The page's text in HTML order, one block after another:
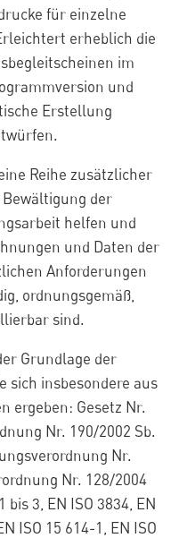
für einzelne
erheblich die
im
und
Erstellung
Reihe zusätzlicher
der
helfen und
und Daten der
Anforderungen
ordnungsgemäß,
sind.
Grundlage der
sich insbesondere aus
ergeben: Gesetz Nr.
Nr. 190/2002 Sb.
Nr.
Nr. 128/2004
bis 3, EN ISO 3834, EN
ISO 15 614-1, EN ISO